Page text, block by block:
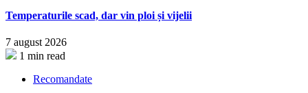
Temperaturile scad, dar vin ploi și vijelii
7 august 2026
1 min read
Recomandate